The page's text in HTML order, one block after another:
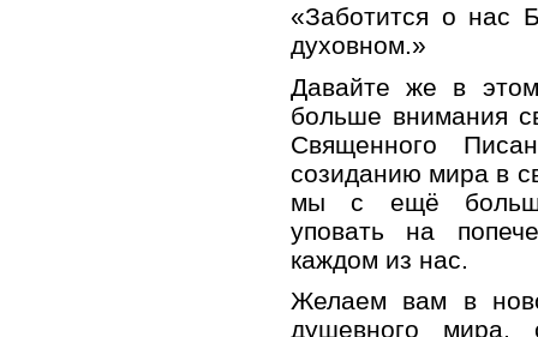
«Заботится о нас
духовном.»
Давайте же в этом
больше внимания
Священного
созиданию мира в
мы с ещё
уповать на
каждом из нас.
Желаем вам в
душевного мира,